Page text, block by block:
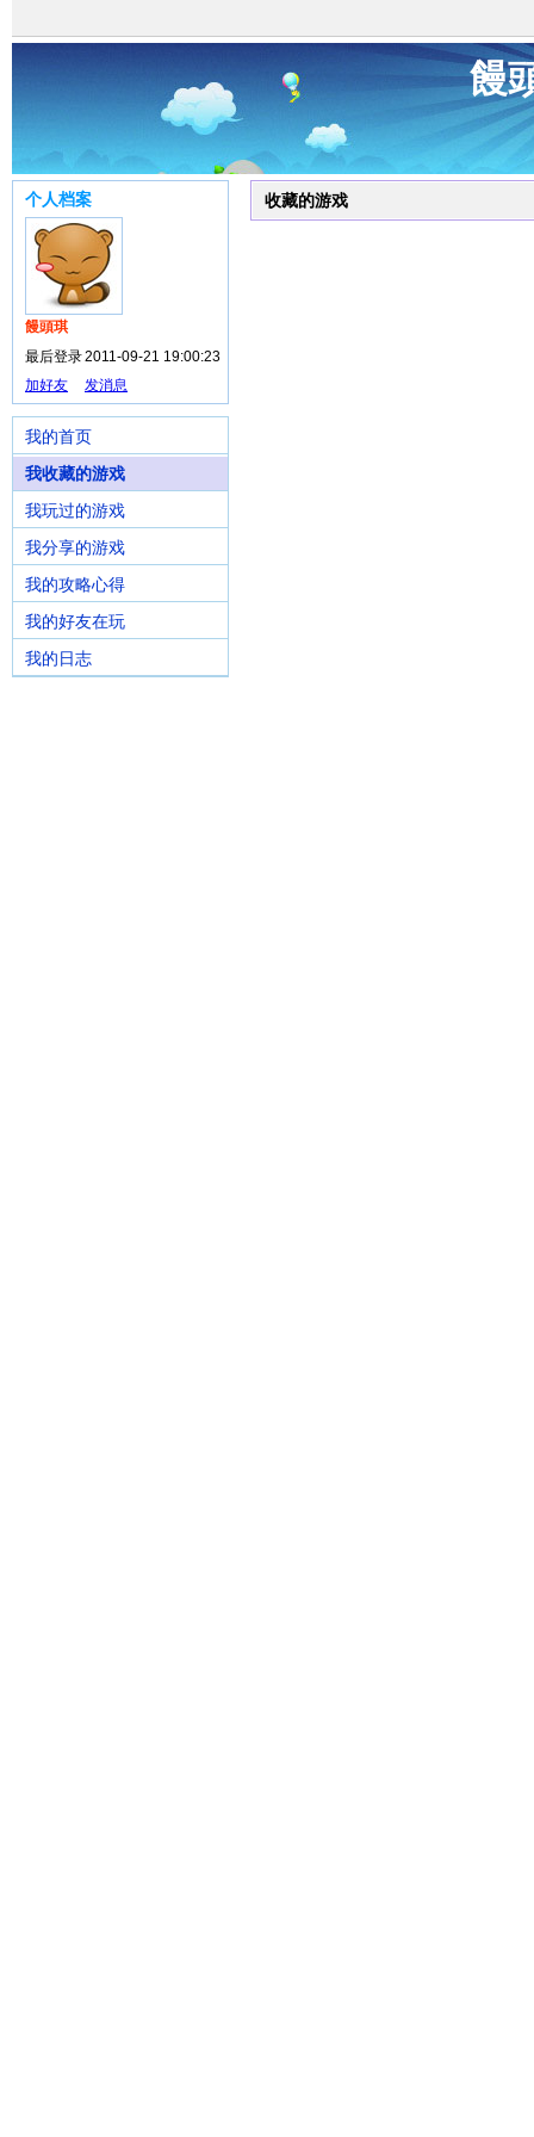
饅
个人档案
饅頭琪
最后登录2011-09-21 19:00:23
加好友
发消息
我的首页
我收藏的游戏
我玩过的游戏
我分享的游戏
我的攻略心得
我的好友在玩
我的日志
收藏的游戏